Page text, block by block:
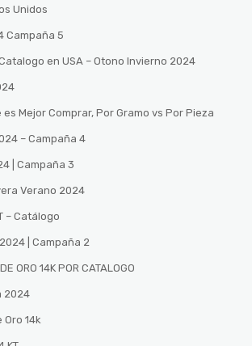
Unidos
Campaña 5
en USA – Otono Invierno 2024
es Mejor Comprar, Por Gramo vs Por Pieza
– Campaña 4
| Campaña 3
Verano 2024
– Catálogo
| Campaña 2
ORO 14K POR CATALOGO
2024
14k